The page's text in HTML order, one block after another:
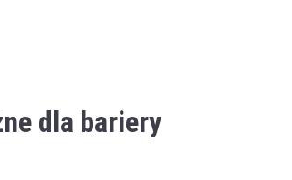
dla bariery